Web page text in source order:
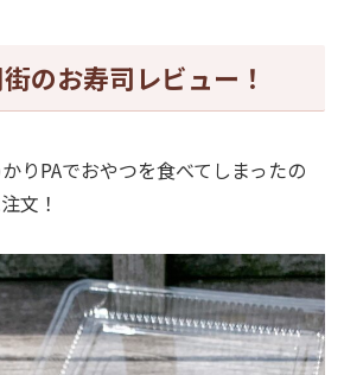
のお寿司レビュー！
りPAでおやつを食べてしまったの
文！